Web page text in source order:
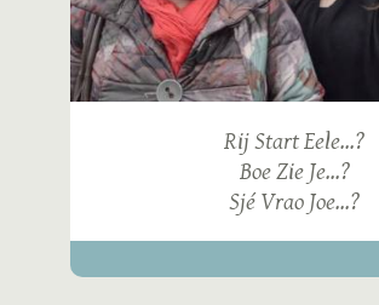
Rij Start Eele...?
Boe Zie Je...?
Sjé Vrao Joe...?